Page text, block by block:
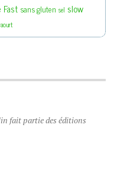
Fast sans gluten sel slow
fait partie des éditions